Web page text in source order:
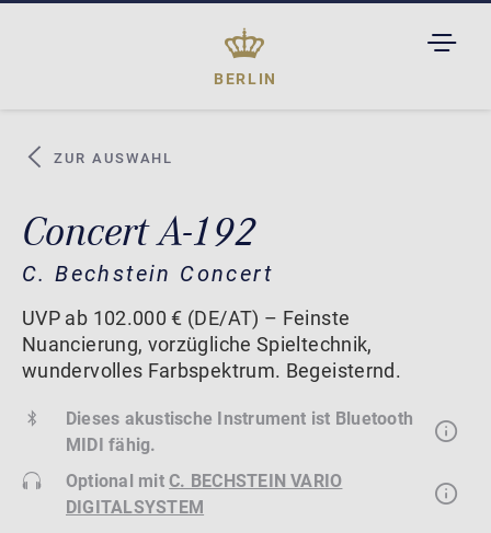
BERLIN
ZUR AUSWAHL
Concert A-192
C. Bechstein Concert
UVP ab 102.000 € (DE/AT) – Feinste
Nuancierung, vorzügliche Spieltechnik,
wundervolles Farbspektrum. Begeisternd.
Dieses akustische Instrument ist Bluetooth
MIDI fähig.
Optional mitC. BECHSTEIN VARIO
DIGITALSYSTEM